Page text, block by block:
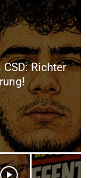
Richter